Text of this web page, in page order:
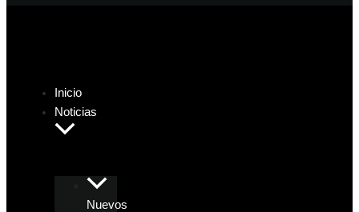
Inicio
Noticias
Nuevos